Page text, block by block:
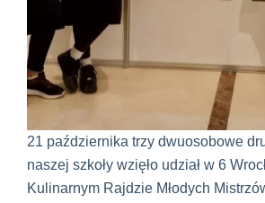
21 października trzy dwuosobowe
naszej szkoły wzięło udział w 6
Kulinarnym Rajdzie Młodych